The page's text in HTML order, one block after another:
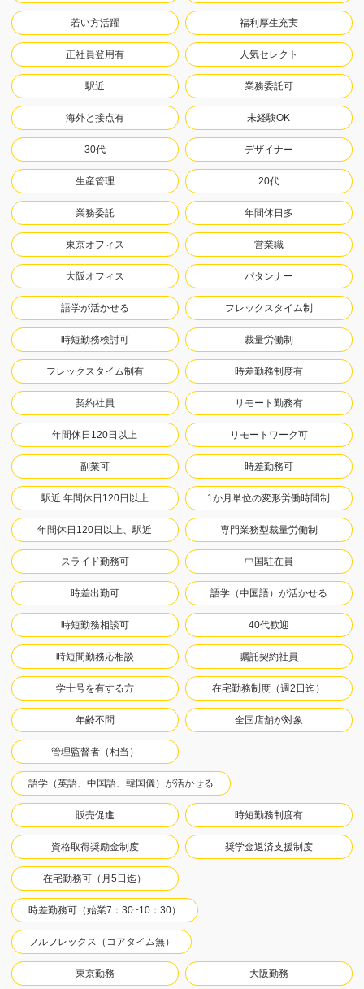
若い方活躍 福利厚生充実
正社員登用有 人気セレクト
駅近 業務委託可
海外と接点有 未経験OK
30代 デザイナー
生産管理 20代
業務委託 年間休日多
東京オフィス 営業職
大阪オフィス パタンナー
語学が活かせる フレックスタイム制
時短勤務検討可 裁量労働制
フレックスタイム制有 時差勤務制度有
契約社員 リモート勤務有
年間休日120日以上 リモートワーク可
副業可 時差勤務可
駅近.年間休日120日以上 1か月単位の変形労働時間制
年間休日120日以上、駅近 専門業務型裁量労働制
スライド勤務可 中国駐在員
時差出勤可 語学（中国語）が活かせる
時短勤務相談可 40代歓迎
時短間勤務応相談 嘱託契約社員
学士号を有する方 在宅勤務制度（週2日迄）
年齢不問 全国店舗が対象
管理監督者（相当）
語学（英語、中国語、韓国儀）が活かせる
販売促進 時短勤務制度有
資格取得奨励金制度 奨学金返済支援制度
在宅勤務可（月5日迄）
時差勤務可（始業7：30~10：30）
フルフレックス（コアタイム無）
東京勤務 大阪勤務